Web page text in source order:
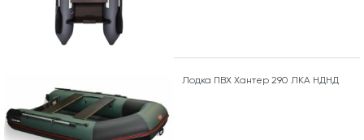
Лодка ПВХ Хантер 290 ЛКА НДНД